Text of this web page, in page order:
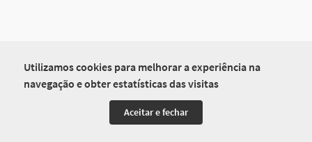
Utilizamos cookies para melhorar a experiência na
navegação e obter estatísticas das visitas
Aceitar e fechar